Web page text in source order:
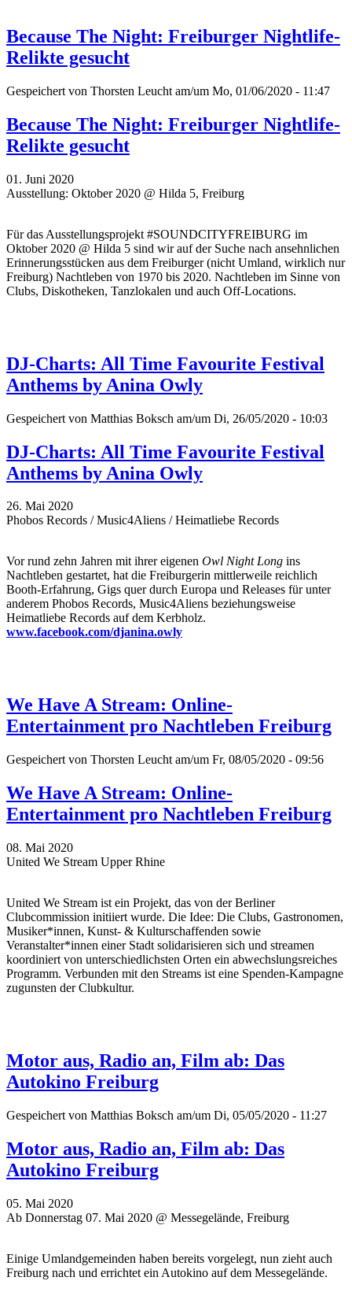
Because The Night: Freiburger Nightlife-
Relikte gesucht
Gespeichert von Thorsten Leucht am/um Mo, 01/06/2020 - 11:47
Because The Night: Freiburger Nightlife-
Relikte gesucht
01. Juni 2020
Ausstellung: Oktober 2020 @ Hilda 5, Freiburg
Für das Ausstellungsprojekt #SOUNDCITYFREIBURG im
Oktober 2020 @ Hilda 5 sind wir auf der Suche nach ansehnlichen
Erinnerungsstücken aus dem Freiburger (nicht Umland, wirklich nur
Freiburg) Nachtleben von 1970 bis 2020. Nachtleben im Sinne von
Clubs, Diskotheken, Tanzlokalen und auch Off-Locations.
DJ-Charts: All Time Favourite Festival
Anthems by Anina Owly
Gespeichert von Matthias Boksch am/um Di, 26/05/2020 - 10:03
DJ-Charts: All Time Favourite Festival
Anthems by Anina Owly
26. Mai 2020
Phobos Records / Music4Aliens / Heimatliebe Records
Vor rund zehn Jahren mit ihrer eigenen Owl Night Long ins
Nachtleben gestartet, hat die Freiburgerin mittlerweile reichlich
Booth-Erfahrung, Gigs quer durch Europa und Releases für unter
anderem Phobos Records, Music4Aliens beziehungsweise
Heimatliebe Records auf dem Kerbholz.
www.facebook.com/djanina.owly
We Have A Stream: Online-
Entertainment pro Nachtleben Freiburg
Gespeichert von Thorsten Leucht am/um Fr, 08/05/2020 - 09:56
We Have A Stream: Online-
Entertainment pro Nachtleben Freiburg
08. Mai 2020
United We Stream Upper Rhine
United We Stream ist ein Projekt, das von der Berliner
Clubcommission initiiert wurde. Die Idee: Die Clubs, Gastronomen,
Musiker*innen, Kunst- & Kulturschaffenden sowie
Veranstalter*innen einer Stadt solidarisieren sich und streamen
koordiniert von unterschiedlichsten Orten ein abwechslungsreiches
Programm. Verbunden mit den Streams ist eine Spenden-Kampagne
zugunsten der Clubkultur.
Motor aus, Radio an, Film ab: Das
Autokino Freiburg
Gespeichert von Matthias Boksch am/um Di, 05/05/2020 - 11:27
Motor aus, Radio an, Film ab: Das
Autokino Freiburg
05. Mai 2020
Ab Donnerstag 07. Mai 2020 @ Messegelände, Freiburg
Einige Umlandgemeinden haben bereits vorgelegt, nun zieht auch
Freiburg nach und errichtet ein Autokino auf dem Messegelände.